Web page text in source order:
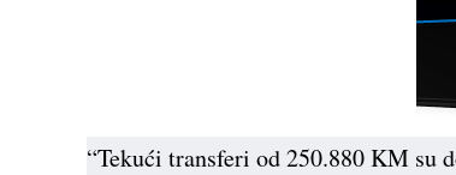
“Tekući transferi od 250.880 KM su